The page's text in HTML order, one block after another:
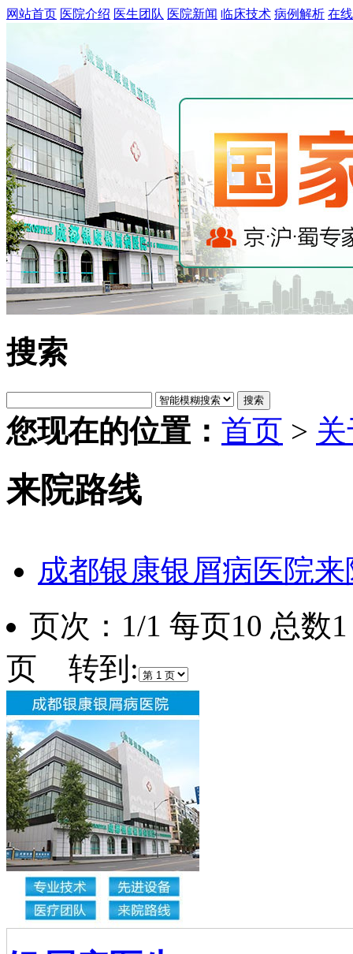
网站首页 医院介绍 医生团队 医院新闻 临床技术 病例解析 在
搜索
搜索
您现在的位置： 首页 >
来院路线
成都银康银屑病医院
页次：1/1 每页10 总
页 转到: